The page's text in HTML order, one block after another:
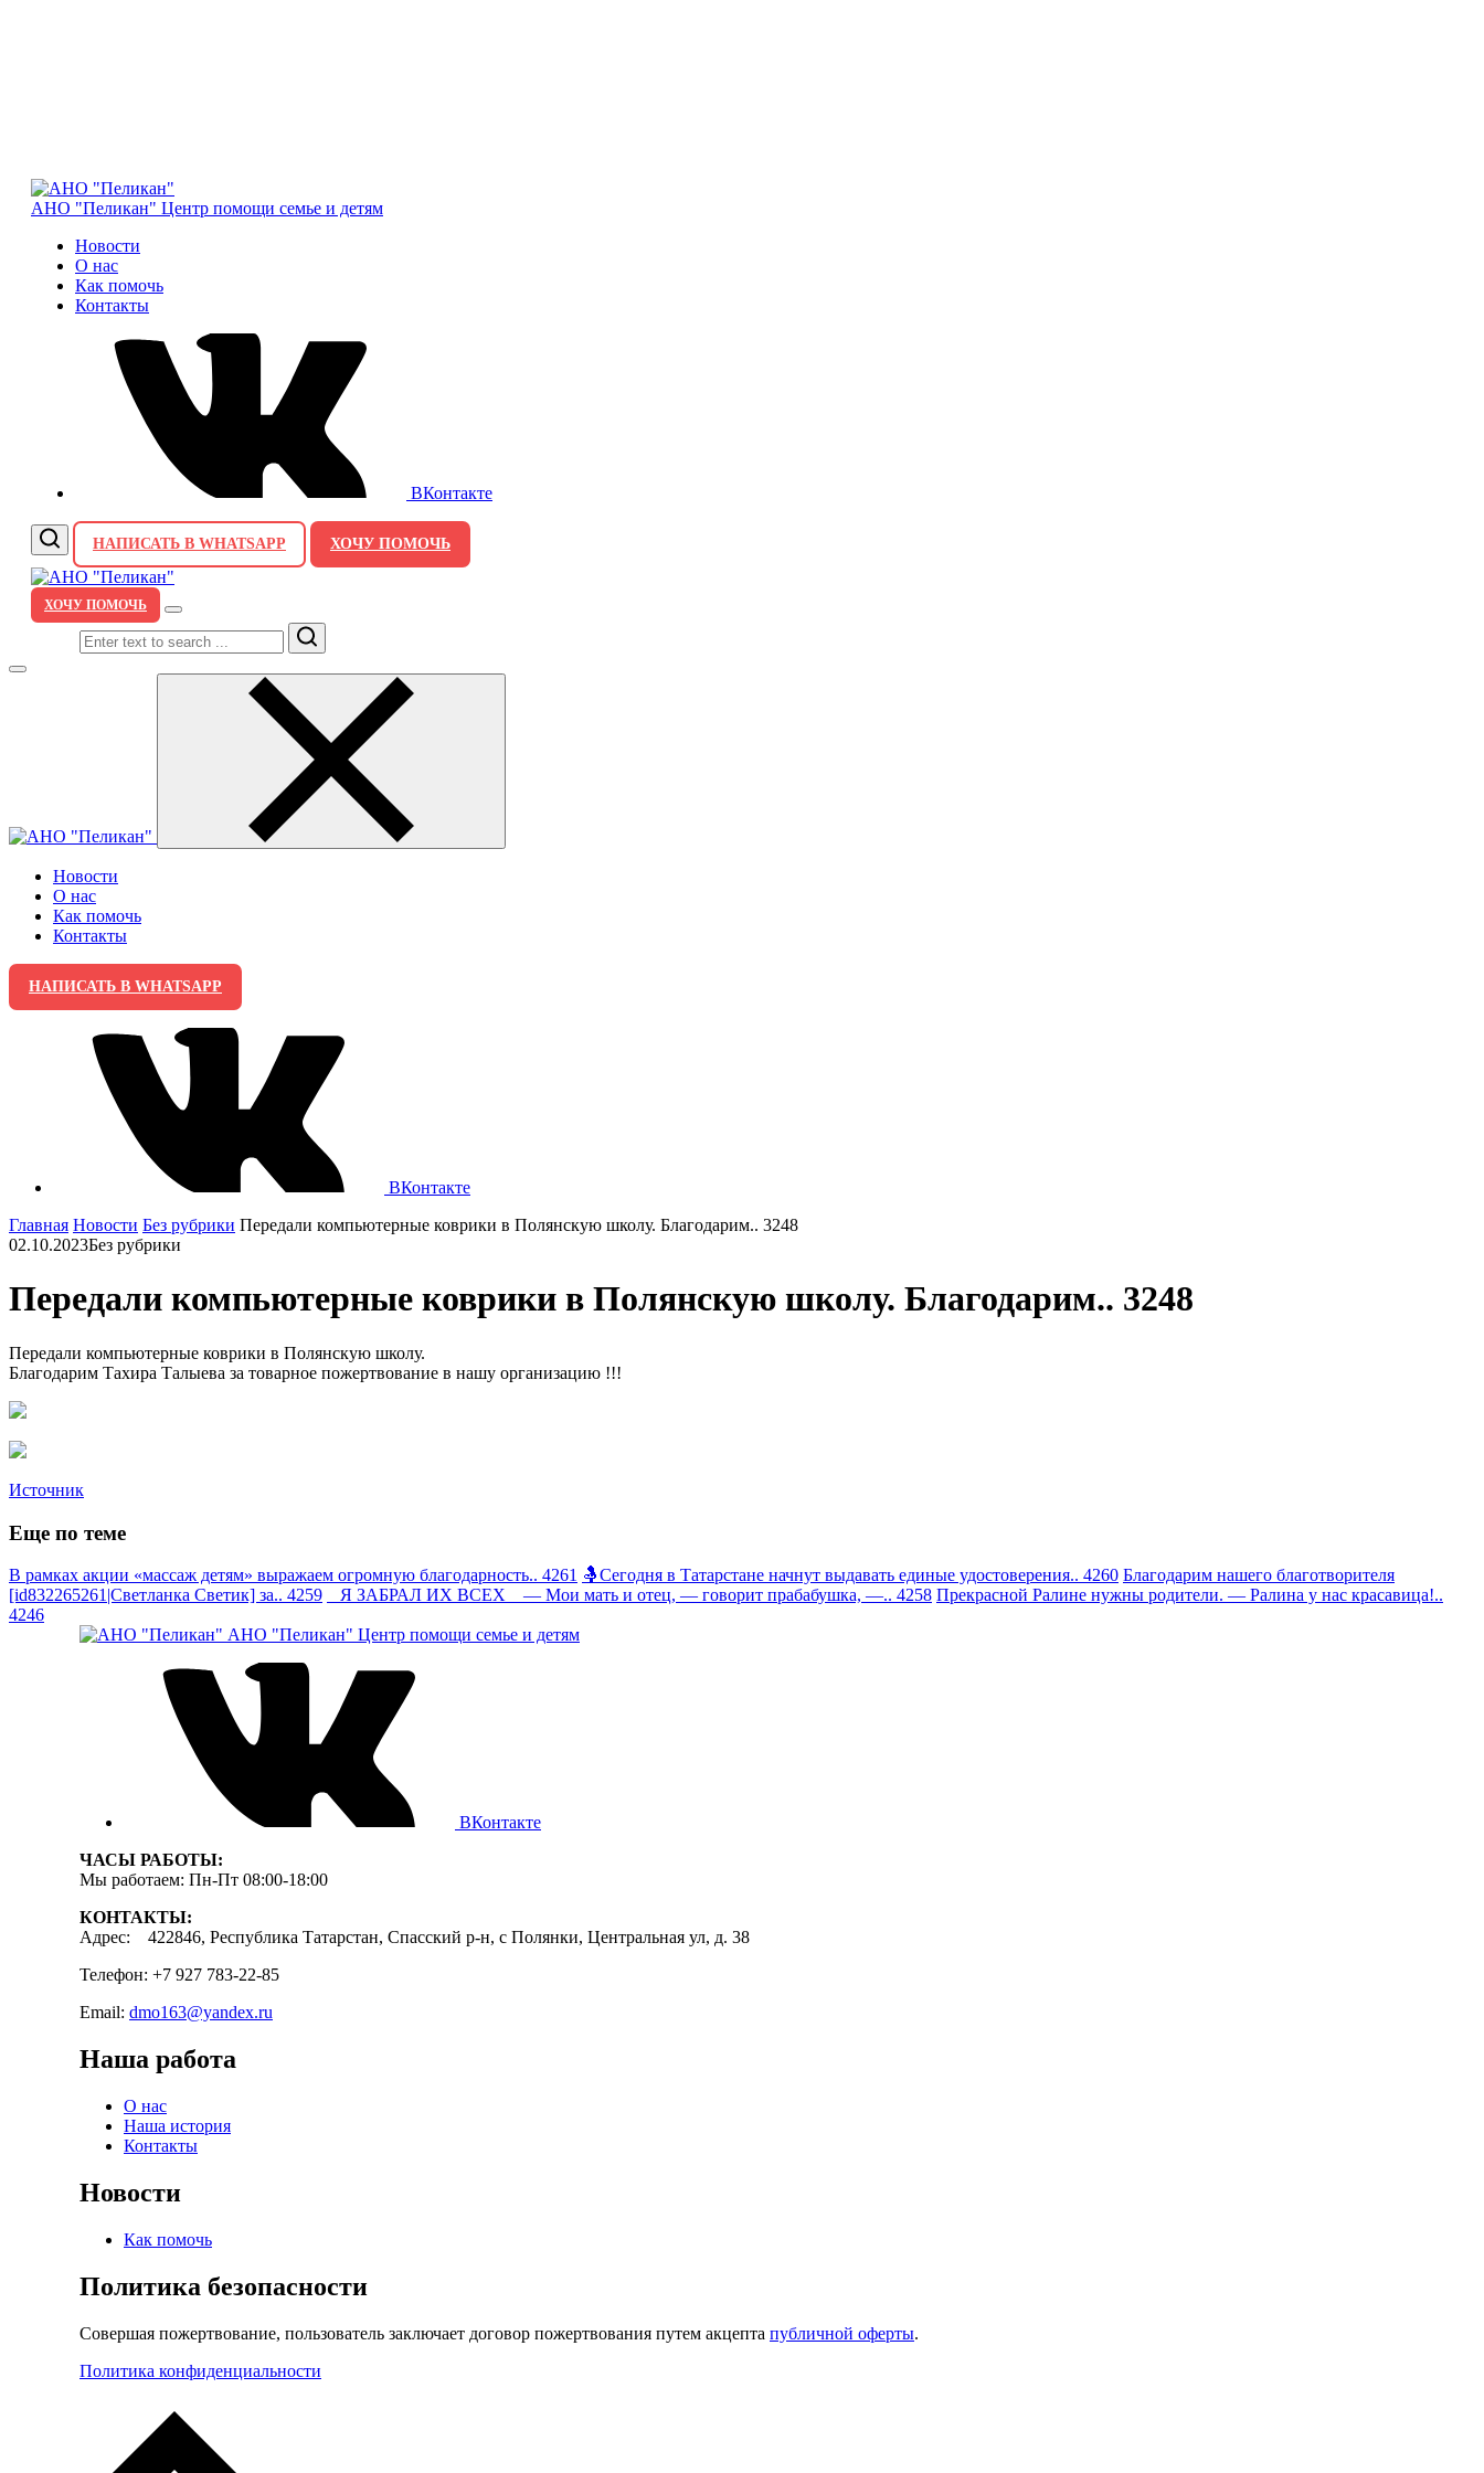
АНО "Пеликан" Центр помощи семье и детям
Новости
О нас
Как помочь
Контакты
ВКонтакте
НАПИСАТЬ В WHATSAPP ХОЧУ ПОМОЧЬ
ХОЧУ ПОМОЧЬ
Search
Новости
О нас
Как помочь
Контакты
НАПИСАТЬ В WHATSAPP
ВКонтакте
Главная Новости Без рубрики Передали компьютерные коврики в Полянскую школу. Благодарим.. 3248
02.10.2023Без рубрики
Передали компьютерные коврики в Полянскую школу. Благодарим.. 3248
Передали компьютерные коврики в Полянскую школу.
Благодарим Тахира Талыева за товарное пожертвование в нашу организацию !!!
Источник
Еще по теме
В рамках акции «массаж детям» выражаем огромную благодарность.. 4261 🤱Сегодня в Татарстане начнут выдавать единые удостоверения.. 4260 Благодарим нашего благотворителя
[id832265261|Светланка Светик] за.. 4259
Я ЗАБРАЛ ИХ ВСЕХ — Мои мать и отец, — говорит прабабушка, —.. 4258 Прекрасной Ралине нужны родители. — Ралина у нас красавица!..
4246
АНО "Пеликан" Центр помощи семье и детям
ВКонтакте
ЧАСЫ РАБОТЫ:
Мы работаем: Пн-Пт 08:00-18:00
КОНТАКТЫ:
Адрес: 422846, Республика Татарстан, Спасский р-н, с Полянки, Центральная ул, д. 38
Телефон: +7 927 783-22-85
Email: dmo163@yandex.ru
Наша работа
О нас
Наша история
Контакты
Новости
Как помочь
Политика безопасности
Совершая пожертвование, пользователь заключает договор пожертвования путем акцепта публичной оферты.
Политика конфиденциальности